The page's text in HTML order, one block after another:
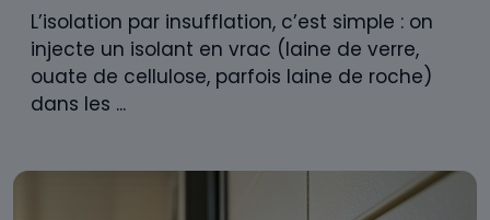
L’isolation par insufflation, c’est simple : on
injecte un isolant en vrac (laine de verre,
ouate de cellulose, parfois laine de roche)
dans les ...